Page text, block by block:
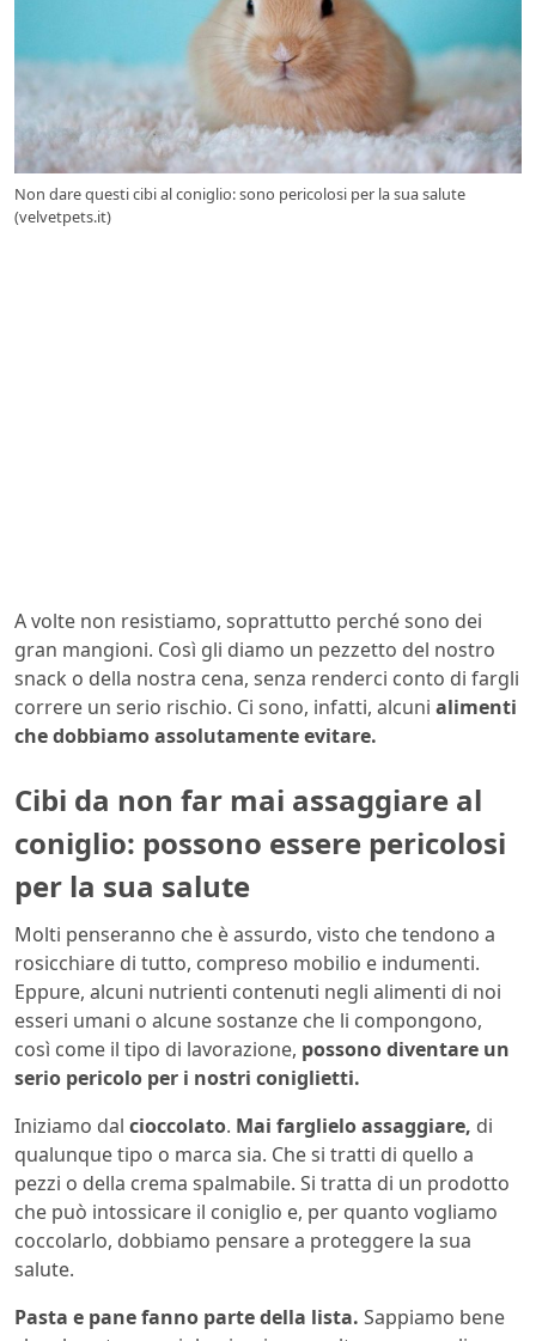
Non dare questi cibi al coniglio: sono pericolosi per la sua salute
(velvetpets.it)
A volte non resistiamo, soprattutto perché sono dei
gran mangioni. Così gli diamo un pezzetto del nostro
snack o della nostra cena, senza renderci conto di fargli
correre un serio rischio. Ci sono, infatti, alcuni alimenti
che dobbiamo assolutamente evitare.
Cibi da non far mai assaggiare al
coniglio: possono essere pericolosi
per la sua salute
Molti penseranno che è assurdo, visto che tendono a
rosicchiare di tutto, compreso mobilio e indumenti.
Eppure, alcuni nutrienti contenuti negli alimenti di noi
esseri umani o alcune sostanze che li compongono,
così come il tipo di lavorazione, possono diventare un
serio pericolo per i nostri coniglietti.
Iniziamo dal cioccolato. Mai farglielo assaggiare, di
qualunque tipo o marca sia. Che si tratti di quello a
pezzi o della crema spalmabile. Si tratta di un prodotto
che può intossicare il coniglio e, per quanto vogliamo
coccolarlo, dobbiamo pensare a proteggere la sua
salute.
Pasta e panefanno parte della lista. Sappiamo bene